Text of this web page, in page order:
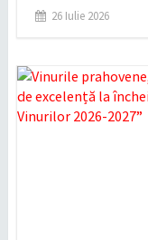
26 Iulie 2026